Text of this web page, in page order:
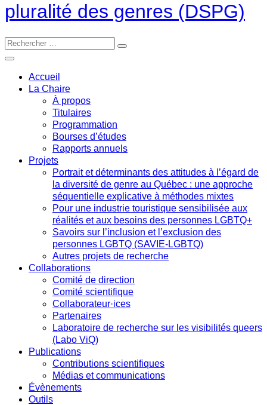
pluralité des genres (DSPG)
Accueil
La Chaire
À propos
Titulaires
Programmation
Bourses d’études
Rapports annuels
Projets
Portrait et déterminants des attitudes à l’égard de
la diversité de genre au Québec : une approche
séquentielle explicative à méthodes mixtes
Pour une industrie touristique sensibilisée aux
réalités et aux besoins des personnes LGBTQ+
Savoirs sur l’inclusion et l’exclusion des
personnes LGBTQ (SAVIE-LGBTQ)
Autres projets de recherche
Collaborations
Comité de direction
Comité scientifique
Collaborateur·ices
Partenaires
Laboratoire de recherche sur les visibilités queers
(Labo ViQ)
Publications
Contributions scientifiques
Médias et communications
Évènements
Outils